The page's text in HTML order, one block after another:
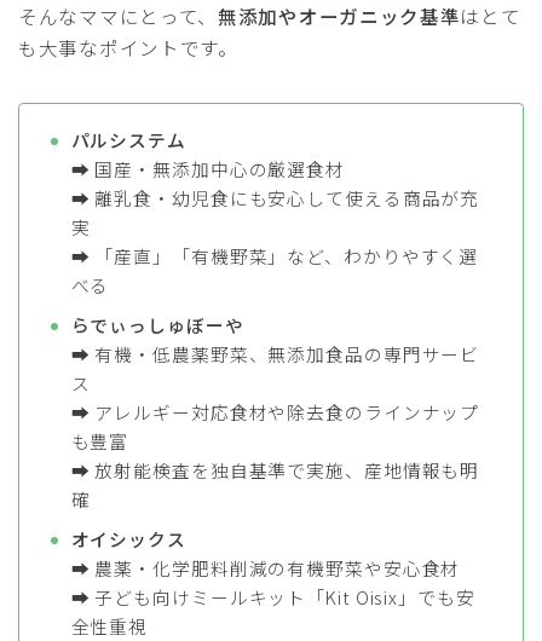
そんなママにとって、 無添加やオーガニック基準はとて
も大事なポイントです。
パルシステム
➡ 国産・無添加中心の厳選食材
➡ 離乳食・幼児食にも安心して使える商品が充
実
➡ 「産直」「有機野菜」など、わかりやすく選
べる
らでぃっしゅぼーや
➡ 有機・低農薬野菜、無添加食品の専門サービ
ス
➡ アレルギー対応食材や除去食のラインナップ
も豊富
➡ 放射能検査を独自基準で実施、産地情報も明
確
オイシックス
➡ 農薬・化学肥料削減の有機野菜や安心食材
➡ 子ども向けミールキット「Kit Oisix」でも安
全性重視